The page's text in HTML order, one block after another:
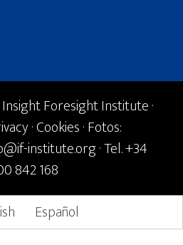
Foresight Institute ·
·Cookies· Fotos:
institute.org· Tel. +34
842 168
Español